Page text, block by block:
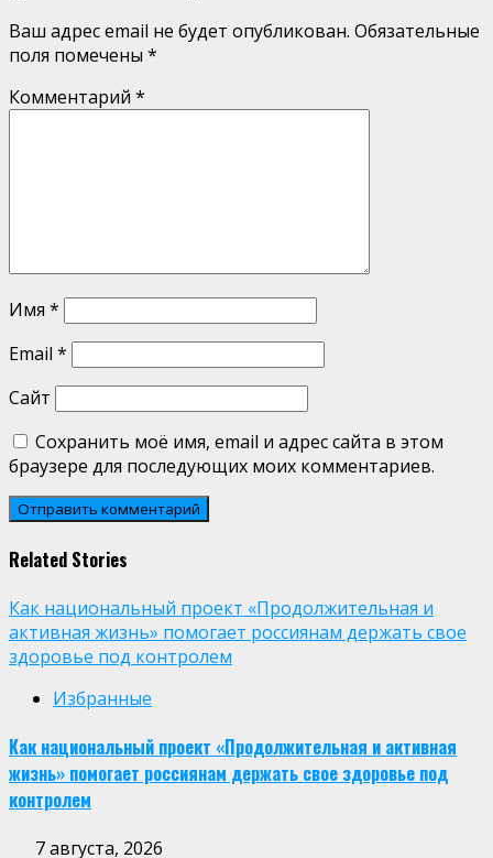
Ваш адрес email не будет опубликован. Обязательные
поля помечены *
Комментарий *
Имя *
Email *
Сайт
Сохранить моё имя, email и адрес сайта в этом
браузере для последующих моих комментариев.
Related Stories
Как национальный проект «Продолжительная и
активная жизнь» помогает россиянам держать свое
здоровье под контролем
Избранные
Как национальный проект «Продолжительная и активная
жизнь» помогает россиянам держать свое здоровье под
контролем
7 августа, 2026